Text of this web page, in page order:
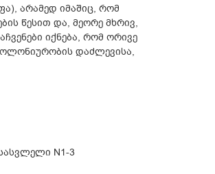
არამედ იმაშიც, რომ
წესით და, მეორე მხრივ,
იქნება, რომ ორივე
დაძლევისა,
N1-3